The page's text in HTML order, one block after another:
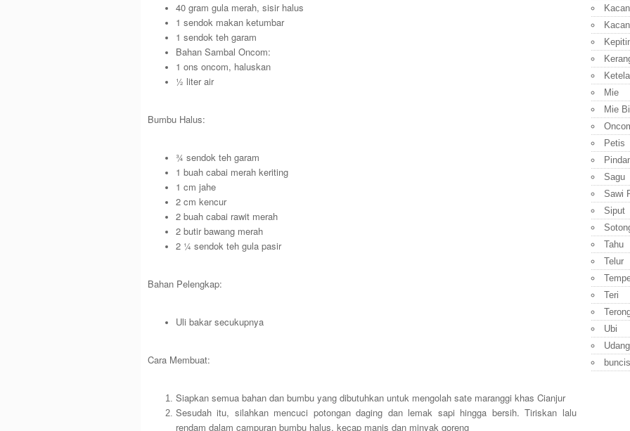
40 gram gula merah, sisir halus
1 sendok makan ketumbar
1 sendok teh garam
Bahan Sambal Oncom:
1 ons oncom, haluskan
½ liter air
Bumbu Halus:
¾ sendok teh garam
1 buah cabai merah keriting
1 cm jahe
2 cm kencur
2 buah cabai rawit merah
2 butir bawang merah
2 ¼ sendok teh gula pasir
Bahan Pelengkap:
Uli bakar secukupnya
Cara Membuat:
Siapkan semua bahan dan bumbu yang dibutuhkan untuk mengolah sate maranggi khas Cianjur
Sesudah itu, silahkan mencuci potongan daging dan lemak sapi hingga bersih. Tiriskan lalu
rendam dalam campuran bumbu halus, kecap manis dan minyak goreng
Ketela
Mie
Mie
Petis
Sagu
Sawi
Siput
Tahu
Telur
Teri
Ubi
Udang
buncis